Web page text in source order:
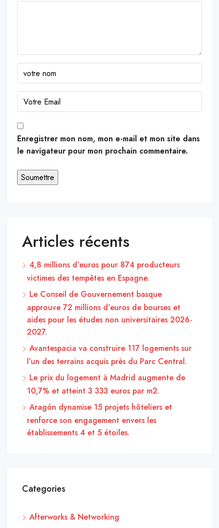
Enregistrer mon nom, mon e-mail et mon site dans
le navigateur pour mon prochain commentaire.
Articles récents
4,8 millions d’euros pour 874 producteurs
victimes des tempêtes en Espagne.
Le Conseil de Gouvernement basque
approuve 72 millions d’euros de bourses et
aides pour les études non universitaires 2026-
2027.
Avantespacia va construire 117 logements sur
l’un des terrains acquis près du Parc Central.
Le prix du logement à Madrid augmente de
10,7% et atteint 3 333 euros par m2.
Aragón dynamise 15 projets hôteliers et
renforce son engagement envers les
établissements 4 et 5 étoiles.
Categories
Afterworks & Networking